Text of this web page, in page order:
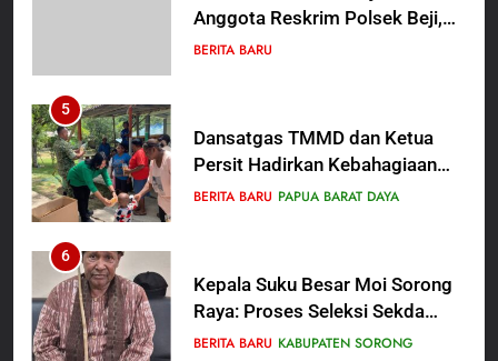
Anggota Reskrim Polsek Beji,
Wujud Komitmen Transparansi
BERITA BARU
5
Dansatgas TMMD dan Ketua
Persit Hadirkan Kebahagiaan
bagi Mama-Mama dan Anak-
BERITA BARU PAPUA BARAT DAYA
6
Kepala Suku Besar Moi Sorong
Raya: Proses Seleksi Sekda
Kabupaten Sorong Tidak Sah
BERITA BARU KABUPATEN SORONG